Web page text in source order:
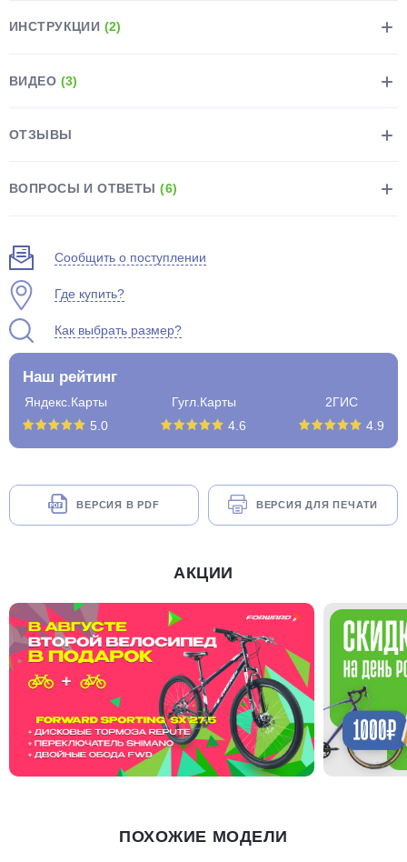
ИНСТРУКЦИИ (2)
ВИДЕО (3)
ОТЗЫВЫ
ВОПРОСЫ И ОТВЕТЫ(6)
Сообщить о поступлении
Где купить?
Как выбрать размер?
Наш рейтинг
Яндекс.Карты
5.0
Гугл.Карты
4.6
2ГИС
4.9
ВЕРСИЯ В PDF ВЕРСИЯ ДЛЯ ПЕЧАТИ
АКЦИИ
ПОХОЖИЕ МОДЕЛИ